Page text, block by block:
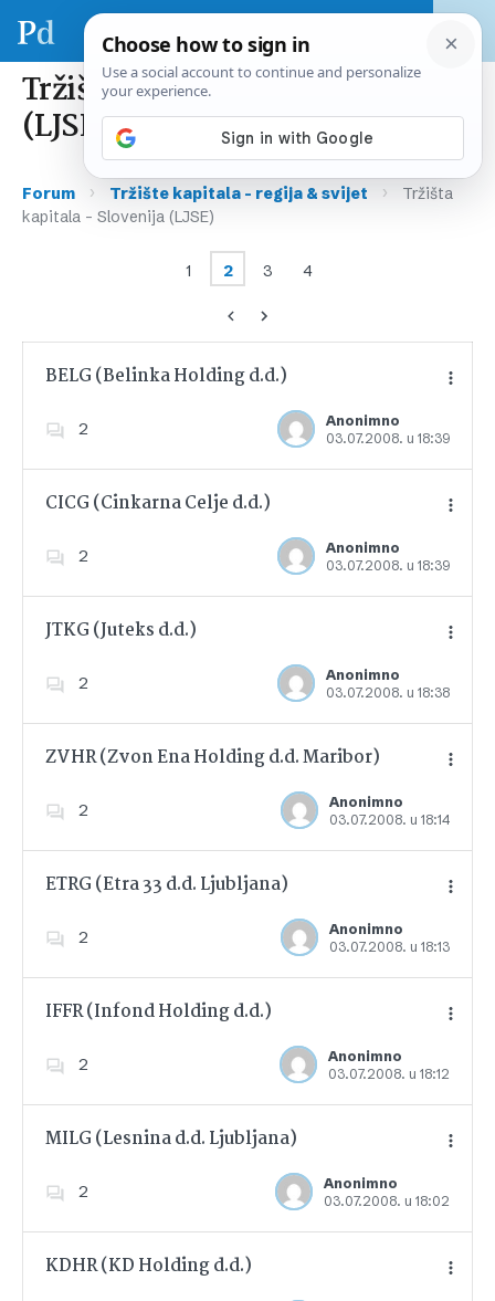
Tržišta kapitala – Slovenija
(LJSE)
Forum › Tržište kapitala – regija & svijet ›
Tržišta
kapitala – Slovenija (LJSE)
1 2 3 4
BELG (Belinka Holding d.d.)
2
Anonimno
03.07.2008. u 18:39
Dodajte u favorite
CICG (Cinkarna Celje d.d.)
2
Anonimno
03.07.2008. u 18:39
Dodajte u favorite
JTKG (Juteks d.d.)
2
Anonimno
03.07.2008. u 18:38
Dodajte u favorite
ZVHR (Zvon Ena Holding d.d. Maribor)
2
Anonimno
03.07.2008. u 18:14
Dodajte u favorite
ETRG (Etra 33 d.d. Ljubljana)
2
Anonimno
03.07.2008. u 18:13
Dodajte u favorite
IFFR (Infond Holding d.d.)
2
Anonimno
03.07.2008. u 18:12
Dodajte u favorite
MILG (Lesnina d.d. Ljubljana)
2
Anonimno
03.07.2008. u 18:02
Dodajte u favorite
KDHR (KD Holding d.d.)